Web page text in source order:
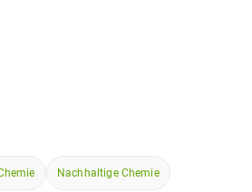
Nachhaltige Chemie